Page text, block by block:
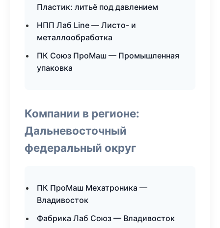
Пластик: литьё под давлением
НПП Лаб Line — Листо- и
металлообработка
ПК Союз ПроМаш — Промышленная
упаковка
Компании в регионе:
Дальневосточный
федеральный округ
ПК ПроМаш Мехатроника —
Владивосток
Фабрика Лаб Союз — Владивосток